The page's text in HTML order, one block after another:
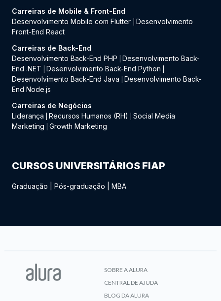
Carreiras de Mobile & Front-End
Desenvolvimento Mobile com Flutter
Desenvolvimento
Front-End React
Carreiras de Back-End
Desenvolvimento Back-End PHP
Desenvolvimento Back-
End .NET
Desenvolvimento Back-End Python
Desenvolvimento Back-End Java
Desenvolvimento Back-
End Node.js
Carreiras de Negócios
Liderança
Recursos Humanos (RH)
Social Media
Marketing
Growth Marketing
CURSOS UNIVERSITÁRIOS FIAP
Graduação Pós-graduação MBA
SOBRE A ALURA
CENTRAL DE AJUDA
BLOG DA ALURA